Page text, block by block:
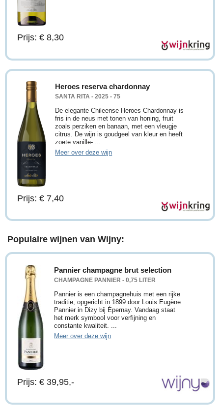
Prijs: € 8,30
Heroes reserva chardonnay
SANTA RITA - 2025 - 75
De elegante Chileense Heroes Chardonnay is
fris in de neus met tonen van honing, fruit
zoals perziken en banaan, met een vleugje
citrus. De wijn is goudgeel van kleur en heeft
zoete vanille- ...
Meer over deze wijn
Prijs: € 7,40
Populaire wijnen van Wijny:
Pannier champagne brut selection
CHAMPAGNE PANNIER - 0,75 LITER
Pannier is een champagnehuis met een rijke
traditie, opgericht in 1899 door Louis Eugène
Pannier in Dizy bij Épernay. Vandaag staat
het merk symbool voor verfijning en
constante kwaliteit. ...
Meer over deze wijn
Prijs: € 39,95,-